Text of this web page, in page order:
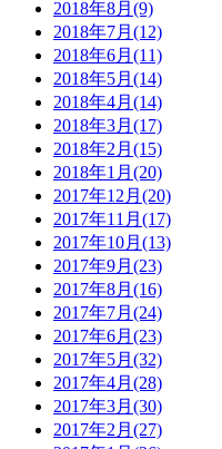
2018年8月(9)
2018年7月(12)
2018年6月(11)
2018年5月(14)
2018年4月(14)
2018年3月(17)
2018年2月(15)
2018年1月(20)
2017年12月(20)
2017年11月(17)
2017年10月(13)
2017年9月(23)
2017年8月(16)
2017年7月(24)
2017年6月(23)
2017年5月(32)
2017年4月(28)
2017年3月(30)
2017年2月(27)